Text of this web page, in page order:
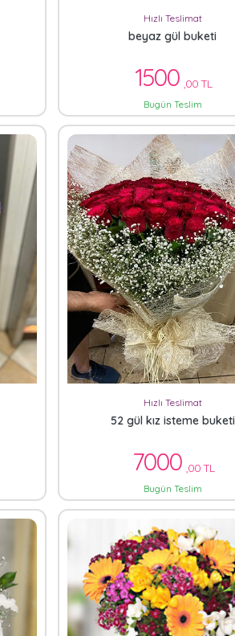
Hızlı Teslimat
beyaz gül buketi
1500 ,00 TL
Bugün Teslim
Hızlı Teslimat
52 gül kız isteme buketi
7000 ,00 TL
Bugün Teslim